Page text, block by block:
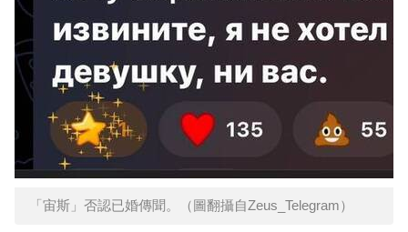
「宙斯」否認已婚傳聞。（圖翻攝自Zeus_Telegram）